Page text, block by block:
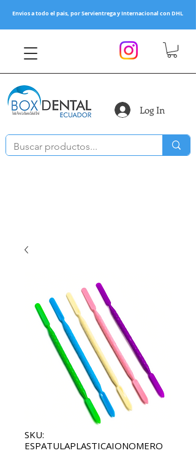
Envios a todo el pais, por Servientrega y Internacional con DHL
Log In
SKU:
ESPATULAPLASTICAIONOMERO